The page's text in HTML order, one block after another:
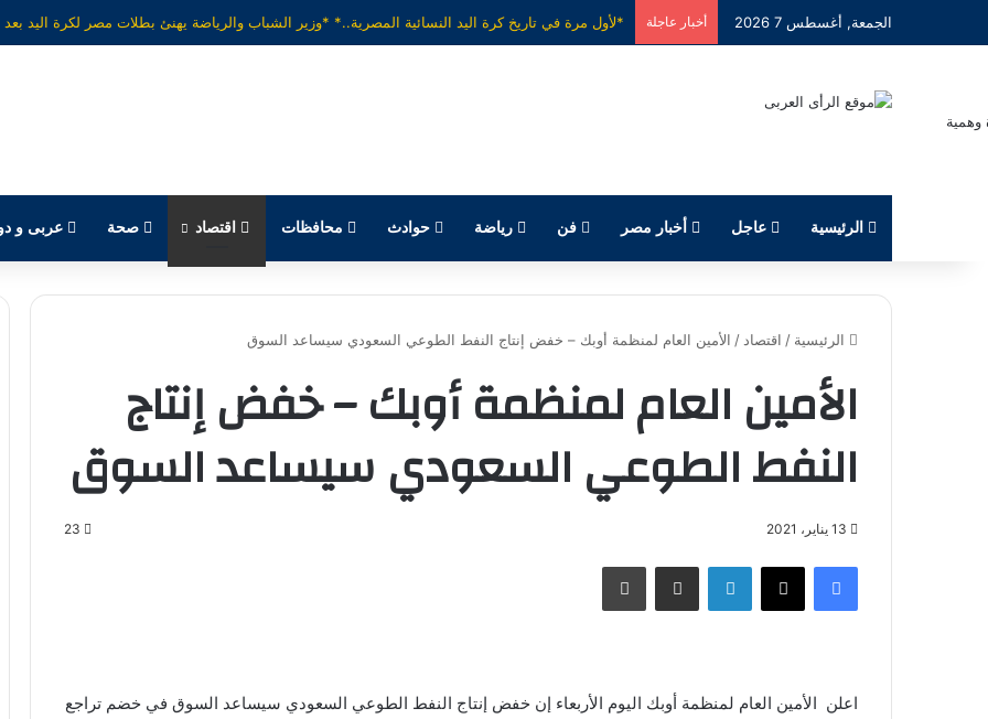
الجمعة, أغسطس 7 2026 أخبار عاجلة
الرئيسية عاجل أخبار مصر فن رياضة حوادث محافظات اقتصاد صحة عربى و
الرئيسية / اقتصاد / الأمين العام لمنظمة أوبك – خفض إنتاج النفط الطوعي السعودي سيساعد السوق
الأمين العام لمنظمة أوبك – خفض إنتاج
النفط الطوعي السعودي سيساعد السوق
13 يناير، 2021 23
فيسبوك X لينكدإن مشاركة عبر البريد طباعة
اعلن الأمين العام لمنظمة أوبك اليوم الأربعاء إن خفض إنتاج النفط الطوعي السعودي سيساعد السوق في خضم تراجع